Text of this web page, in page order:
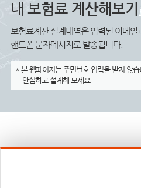
내 보험료 계산해보기
보험료계산 설계내역은 입력된 이메일
핸드폰 문자메시지로 발송됩니다.
* 본 웹페이지는 주민번호 입력을 받지 않습
안심하고 설계해 보세요.